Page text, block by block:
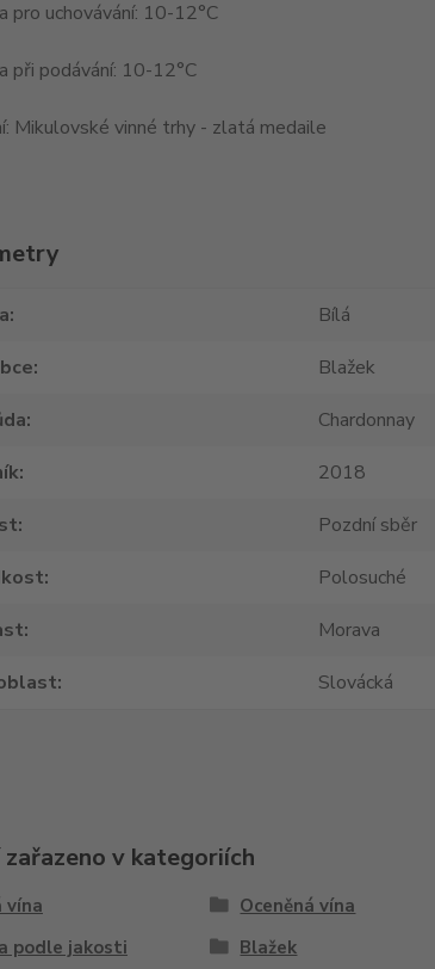
pro uchovávání: 10-12°C
při podávání: 10-12°C
Mikulovské vinné trhy - zlatá medaile
Bílá
Blažek
Chardonnay
2018
Pozdní sběr
Polosuché
Morava
Slovácká
zařazeno v kategoriích
vína Oceněná vína
podle jakosti
Blažek